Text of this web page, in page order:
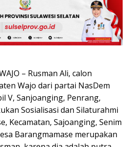
– Rusman Ali, calon
Wajo dari partai NasDem
V, Sanjoanging, Penrang,
Sosialisasi dan Silaturahmi
Kecamatan, Sajoanging, Senim
Barangmamase merupakan